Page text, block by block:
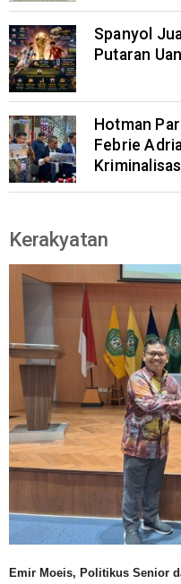
Spanyol
Putaran
Hotman
Febrie
Kerakyatan
Emir Moeis, Politikus Senior